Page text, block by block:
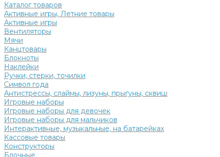
Каталог товаров
Активные игры, Летние товары
Активные игры
Вентиляторы
Мячи
Канцтовары
Блокноты
Наклейки
Ручки, стерки, точилки
Символ года
Антистрессы, слаймы, лизуны, прыгуны, сквиш
Игровые наборы
Игровые наборы для девочек
Игровые наборы для мальчиков
Интерактивные, музыкальные, на батарейках
Кассовые товары
Конструкторы
Блочные